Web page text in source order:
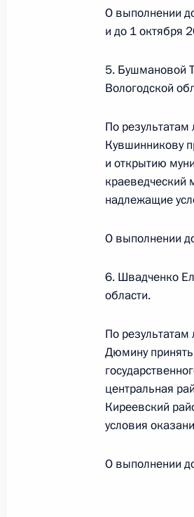
1 августа
Исполнено
видео-
Президента
граждан в
1 августа 2023
конференц-
Президента
граждан в
26 июля 2023
21 июля 2023
Управления
О выполнении
и до 1 октября
5. Бушмановой
Вологодской
По результатам
Кувшинникову
и открытию
краеведческий
надлежащие
О выполнении
6. Швадченко
области.
По результатам
Дюмину
центральная
Киреевский
условия
О выполнении